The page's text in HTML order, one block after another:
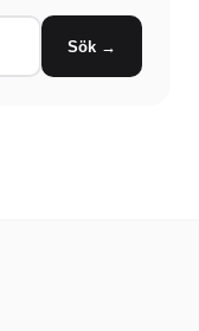
Sök →